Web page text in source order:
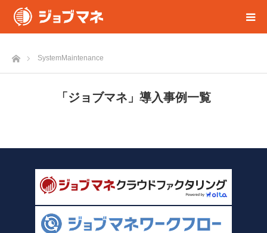
ホームSystemMaintenance
「ジョブマネ」導入事例一覧